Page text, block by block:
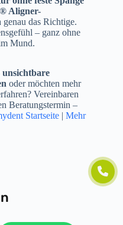
Aligner-
das Richtige.
– ganz ohne
Mund.
unsichtbare
oder möchten mehr
Vereinbaren
Beratungstermin –
Startseite| Mehr